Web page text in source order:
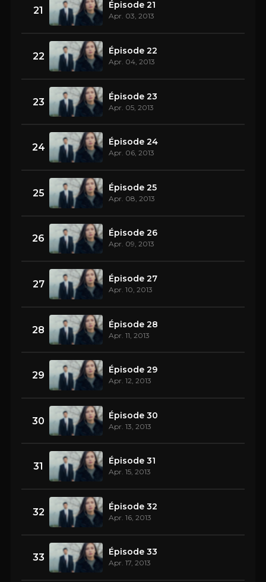
21 Épisode 21
Apr. 03, 2013
22 Épisode 22
Apr. 04, 2013
23 Épisode 23
Apr. 05, 2013
24 Épisode 24
Apr. 06, 2013
25 Épisode 25
Apr. 08, 2013
26 Épisode 26
Apr. 09, 2013
27 Épisode 27
Apr. 10, 2013
28 Épisode 28
Apr. 11, 2013
29 Épisode 29
Apr. 12, 2013
30 Épisode 30
Apr. 13, 2013
31 Épisode 31
Apr. 15, 2013
32 Épisode 32
Apr. 16, 2013
33 Épisode 33
Apr. 17, 2013